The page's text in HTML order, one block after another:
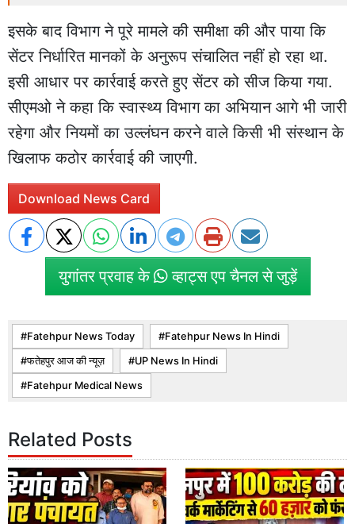
इसके बाद विभाग ने पूरे मामले की समीक्षा की और पाया कि
सेंटर निर्धारित मानकों के अनुरूप संचालित नहीं हो रहा था.
इसी आधार पर कार्रवाई करते हुए सेंटर को सीज किया गया.
सीएमओ ने कहा कि स्वास्थ्य विभाग का अभियान आगे भी जारी
रहेगा और नियमों का उल्लंघन करने वाले किसी भी संस्थान के
खिलाफ कठोर कार्रवाई की जाएगी.
Download News Card
युगांतर प्रवाह के व्हाट्स एप चैनल से जुड़ें
Fatehpur News Today Fatehpur News In Hindi
फतेहपुर आज की न्यूज़ UP News In Hindi
Fatehpur Medical News
Related Posts